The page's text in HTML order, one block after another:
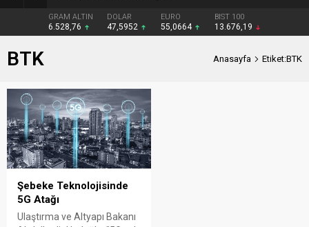
GRAM ALTIN
6.528,76
DOLAR
47,5952
EURO
55,0664
BIST 100
13.676,19
BTK Anasayfa Etiket:BTK
Şebeke Teknolojisinde
5G Atağı
Ulaştırma ve Altyapı Bakanı